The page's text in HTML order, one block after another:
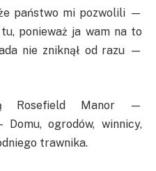
państwo mi pozwolili —
ponieważ ja wam na to
nie zniknął od razu —
Rosefield Manor —
Domu, ogrodów, winnicy,
trawnika.